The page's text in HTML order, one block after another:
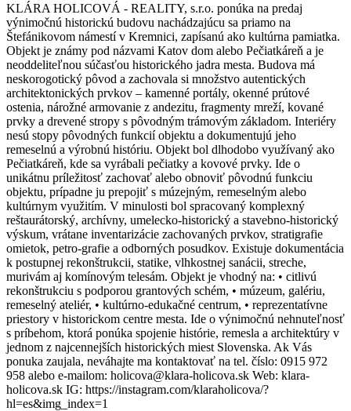
KLÁRA HOLICOVÁ - REALITY, s.r.o. ponúka na predaj
výnimočnú historickú budovu nachádzajúcu sa priamo na
Štefánikovom námestí v Kremnici, zapísanú ako kultúrna pamiatka.
Objekt je známy pod názvami Katov dom alebo Pečiatkáreň a je
neoddeliteľnou súčasťou historického jadra mesta. Budova má
neskorogotický pôvod a zachovala si množstvo autentických
architektonických prvkov – kamenné portály, okenné prútové
ostenia, nárožné armovanie z andezitu, fragmenty mreží, kované
prvky a drevené stropy s pôvodným trámovým základom. Interiéry
nesú stopy pôvodných funkcií objektu a dokumentujú jeho
remeselnú a výrobnú históriu. Objekt bol dlhodobo využívaný ako
Pečiatkáreň, kde sa vyrábali pečiatky a kovové prvky. Ide o
unikátnu príležitosť zachovať alebo obnoviť pôvodnú funkciu
objektu, prípadne ju prepojiť s múzejným, remeselným alebo
kultúrnym využitím. V minulosti bol spracovaný komplexný
reštaurátorský, archívny, umelecko-historický a stavebno-historický
výskum, vrátane inventarizácie zachovaných prvkov, stratigrafie
omietok, petro-grafie a odborných posudkov. Existuje dokumentácia
k postupnej rekonštrukcii, statike, vlhkostnej sanácii, streche,
murivám aj komínovým telesám. Objekt je vhodný na: • citlivú
rekonštrukciu s podporou grantových schém, • múzeum, galériu,
remeselný ateliér, • kultúrno-edukačné centrum, • reprezentatívne
priestory v historickom centre mesta. Ide o výnimočnú nehnuteľnosť
s príbehom, ktorá ponúka spojenie histórie, remesla a architektúry v
jednom z najcennejších historických miest Slovenska. Ak Vás
ponuka zaujala, neváhajte ma kontaktovať na tel. číslo: 0915 972
958 alebo e-mailom: holicova@klara-holicova.sk Web: klara-
holicova.sk IG: https://instagram.com/klaraholicova/?
hl=es&img_index=1